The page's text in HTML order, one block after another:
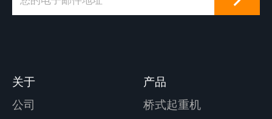
关于
公司
产品
桥式起重机